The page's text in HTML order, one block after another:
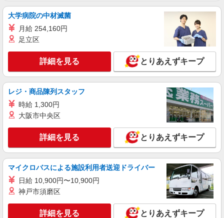
例※32歳、事務歴2年 （1年目）年収3,030,000円
※月給250,000円 （2年目）年収3,440,000円※月
給260,000円、賞与年2回含む （3年目）年収
3,540,000円※月給260,000円、賞与年2回含む
詳細を見る
パート
株式会社エーワン
NEW
ラジオ局での夜間受付
日給7,995円
キープ 詳細を見る
派遣社員
株式会社パソナ・東京キャリアセンター/KT600117821301
一般事務
月給306100円 ★交通費規定に基づき交通費支
東京都港区（浜松町駅）
大学病院の中材滅菌
月給 254,160円
足立区
詳細を見る とりあえずキープ
レジ・商品陳列スタッフ
時給 1,300円
大阪市中央区
詳細を見る とりあえずキープ
マイクロバスによる施設利用者送迎ドライバー
日給 10,900円〜10,900円
神戸市須磨区
詳細を見る とりあえずキープ